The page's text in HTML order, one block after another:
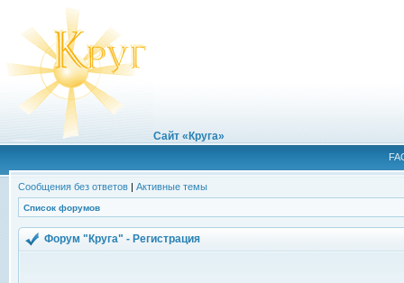
Сайт «Круга»
Сообщения без ответов | Активные темы
Список форумов
Форум "Круга" - Регистрация